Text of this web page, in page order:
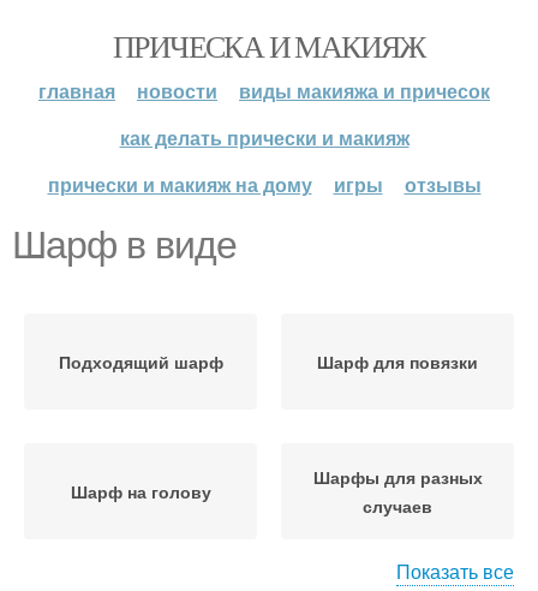
ПРИЧЕСКА И МАКИЯЖ
главная новости
виды макияжа и причесок
как делать прически и макияж
прически и макияж на дому
игры отзывы
Шарф в виде
Подходящий шарф Шарф для повязки
Шарф на голову
Шарфы для разных
случаев
Показать все